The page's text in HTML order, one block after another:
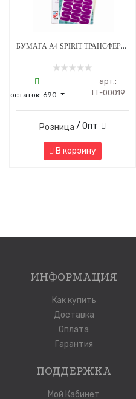
БУМАГА А4 SPIRIT ТРАНСФЕРНАЯ ДЛЯ РУЧНОГО ПЕРЕВОДА CLASSIC FREEHAND - 1 ШТ
остаток: 690
арт.:
ТТ-00019
Розница / Опт
В корзину
ИНФОРМАЦИЯ
Как купить
Доставка
Оплата
Гарантия
ПОДДЕРЖКА
Мой Кабинет